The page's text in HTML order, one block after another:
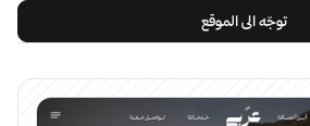
توجّه الى الموقع